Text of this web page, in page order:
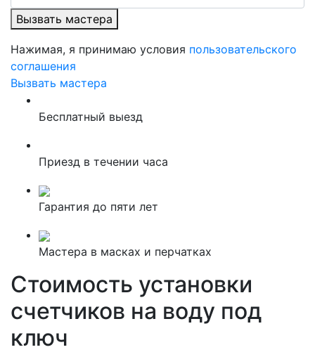
Вызвать мастера
Нажимая, я принимаю условия пользовательского
соглашения
Вызвать мастера
Бесплатный выезд
Приезд в течении часа
Гарантия до пяти лет
Мастера в масках и перчатках
Стоимость установки
счетчиков на воду под
ключ